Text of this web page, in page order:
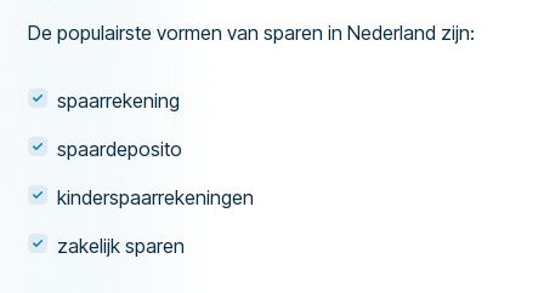
De populairste vormen van sparen in Nederland zijn:
spaarrekening
spaardeposito
kinderspaarrekeningen
zakelijk sparen